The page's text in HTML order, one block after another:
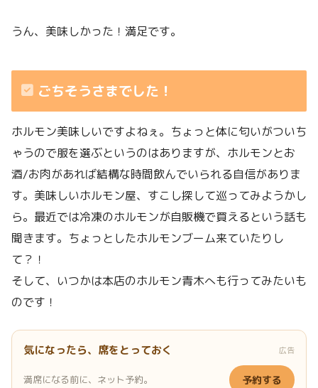
うん、美味しかった！満足です。
ごちそうさまでした！
ホルモン美味しいですよねぇ。ちょっと体に匂いがついち
ゃうので服を選ぶというのはありますが、ホルモンとお
酒/お肉があれば結構な時間飲んでいられる自信がありま
す。美味しいホルモン屋、すこし探して巡ってみようかし
ら。最近では冷凍のホルモンが自販機で買えるという話も
聞きます。ちょっとしたホルモンブーム来ていたりし
て？！
そして、いつかは本店のホルモン青木へも行ってみたいも
のです！
気になったら、席をとっておく 広告
満席になる前に、ネット予約。 予約する